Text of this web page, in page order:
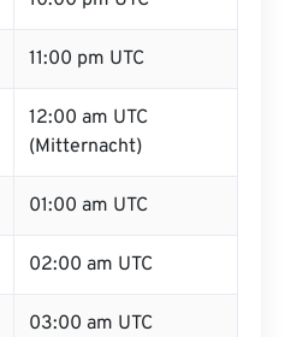
11:00 pm UTC
12:00 am UTC
(Mitternacht)
01:00 am UTC
02:00 am UTC
03:00 am UTC